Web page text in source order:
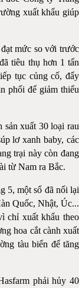
xuất khẩu giúp
mức so với trước
tiêu thụ hơn 1 tấn
tục củng cố, đẩy
phối để giảm thiểu
sản xuất 30 loại rau
lơ xanh baby, các
trại này còn đang
từ Nam ra Bắc.
5, một số đã nối lại
Quốc, Nhật, Úc...
chỉ xuất khẩu theo
hoa cắt cành xuất
tàu biển để tăng
phải hủy 40